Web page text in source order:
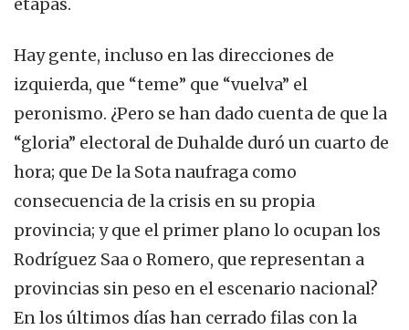
etapas.
Hay gente, incluso en las direcciones de
izquierda, que “teme” que “vuelva” el
peronismo. ¿Pero se han dado cuenta de que la
“gloria” electoral de Duhalde duró un cuarto de
hora; que De la Sota naufraga como
consecuencia de la crisis en su propia
provincia; y que el primer plano lo ocupan los
Rodríguez Saa o Romero, que representan a
provincias sin peso en el escenario nacional?
En los últimos días han cerrado filas con la